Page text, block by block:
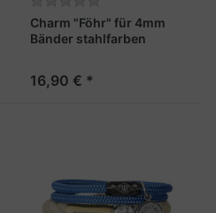
Charm "Föhr" für 4mm
Bänder stahlfarben
16,90 € *